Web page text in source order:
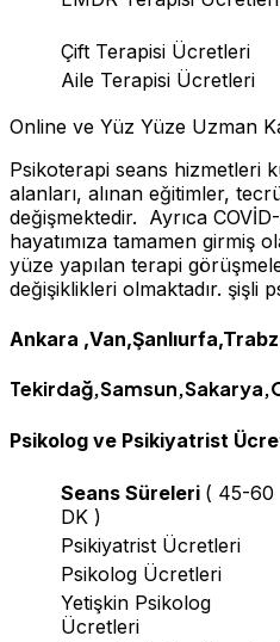
Çift Terapisi Ücretleri
Aile Terapisi Ücretleri
Online ve Yüz Yüze Uzman
Psikoterapi seans hizmetleri
alanları, alınan eğitimler,
değişmektedir. Ayrıca
hayatımıza tamamen girmiş
yüze yapılan terapi
değişiklikleri olmaktadır. şişli
Ankara
Psikolog ve Psikiyatrist
Seans Süreleri ( 45-60
DK )
Psikiyatrist Ücretleri
Psikolog Ücretleri
Yetişkin Psikolog
Ücretleri